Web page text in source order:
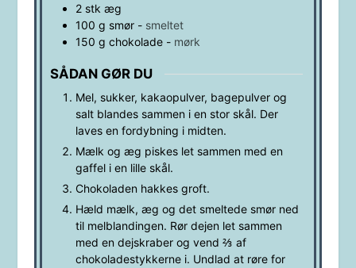
2 stk æg
100 g smør- smeltet
150 g chokolade- mørk
SÅDAN GØR DU
Mel, sukker, kakaopulver, bagepulver og
salt blandes sammen i en stor skål. Der
laves en fordybning i midten.
Mælk og æg piskes let sammen med en
gaffel i en lille skål.
Chokoladen hakkes groft.
Hæld mælk, æg og det smeltede smør ned
til melblandingen. Rør dejen let sammen
med en dejskraber og vend ⅔ af
chokoladestykkerne i. Undlad at røre for